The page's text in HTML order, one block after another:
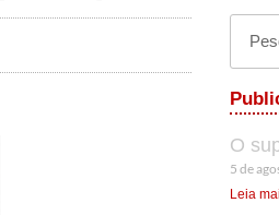
O
5 de
Leia